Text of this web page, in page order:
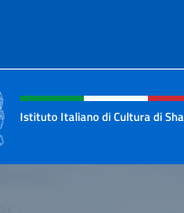
sito, social e
Istituto Italiano di Cultura di